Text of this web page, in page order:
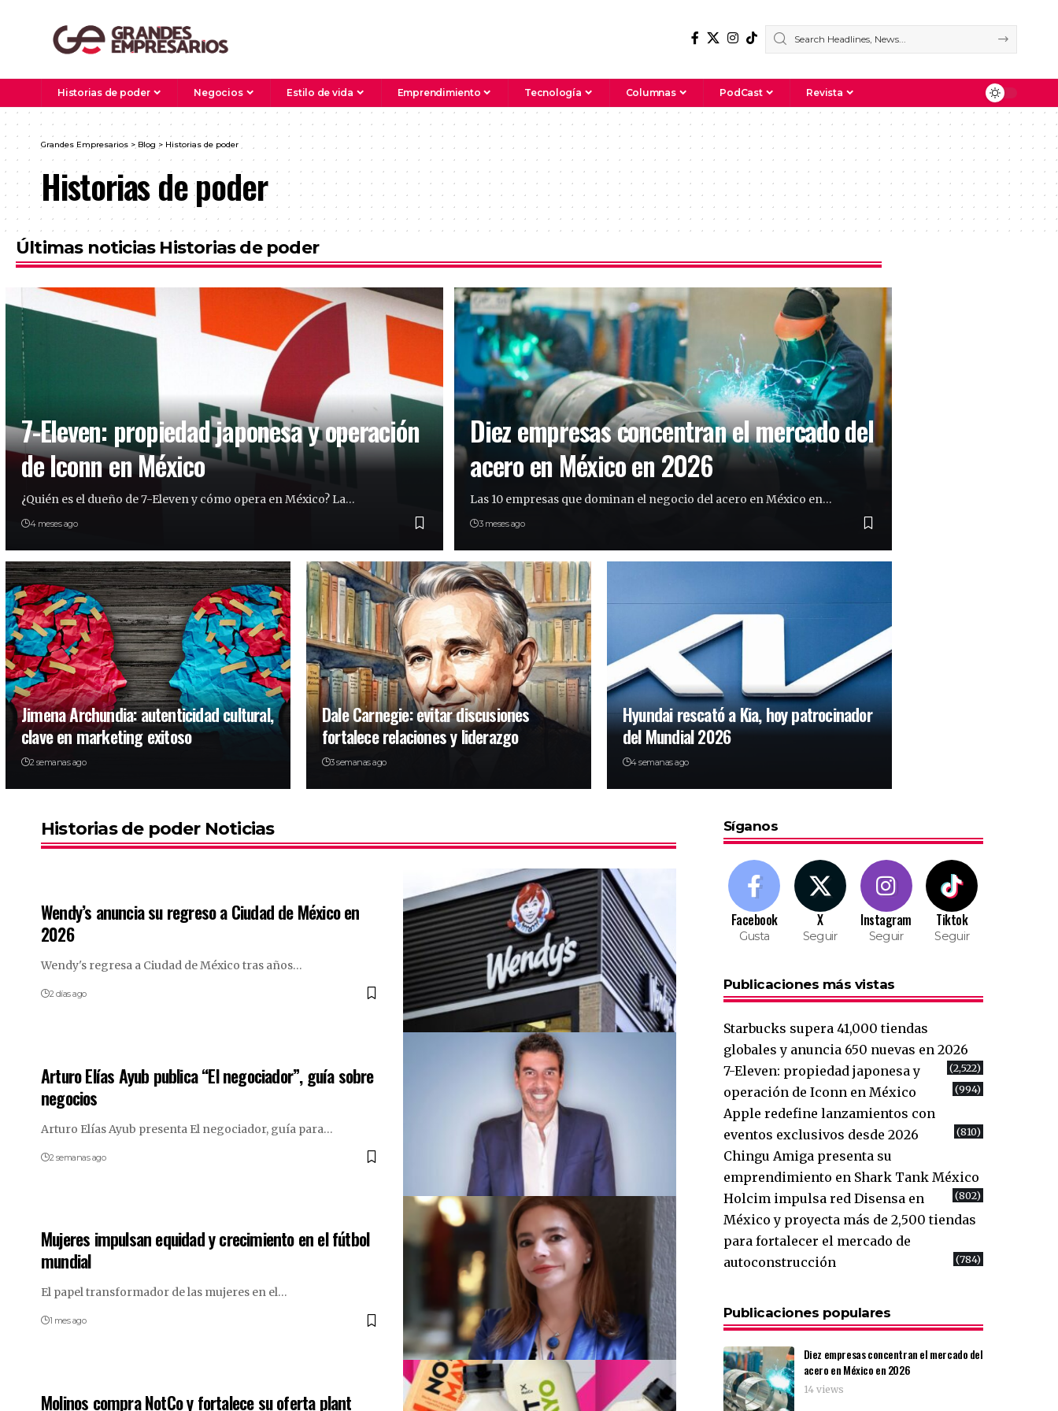
Historias de poder Negocios Estilo de vida Emprendimiento Tecnología Columnas PodCast Revista
Grandes Empresarios > Blog > Historias de poder
Historias de poder
Últimas noticias Historias de poder
7-Eleven: propiedad japonesa y operación
de Iconn en México
¿Quién es el dueño de 7-Eleven y cómo opera en México? La…
4 meses ago
Diez empresas concentran el mercado del
acero en México en 2026
Las 10 empresas que dominan el negocio del acero en México en…
3 meses ago
Jimena Archundia: autenticidad cultural,
clave en marketing exitoso
2 semanas ago
Dale Carnegie: evitar discusiones
fortalece relaciones y liderazgo
3 semanas ago
Hyundai rescató a Kia, hoy patrocinador
del Mundial 2026
4 semanas ago
Historias de poder Noticias
Wendy’s anuncia su regreso a Ciudad de México en
2026
Wendy's regresa a Ciudad de México tras años…
2 días ago
Arturo Elías Ayub publica “El negociador”, guía sobre
negocios
Arturo Elías Ayub presenta El negociador, guía para…
2 semanas ago
Mujeres impulsan equidad y crecimiento en el fútbol
mundial
El papel transformador de las mujeres en el…
1 mes ago
Molinos compra NotCo y fortalece su oferta plant
Síganos
Facebook
Gusta
X
Seguir
Instagram
Seguir
Tiktok
Seguir
Publicaciones más vistas
Starbucks supera 41,000 tiendas
globales y anuncia 650 nuevas en 2026
(2,522)
7-Eleven: propiedad japonesa y
operación de Iconn en México
(994)
Apple redefine lanzamientos con
eventos exclusivos desde 2026
(810)
Chingu Amiga presenta su
emprendimiento en Shark Tank México
(802)
Holcim impulsa red Disensa en
México y proyecta más de 2,500 tiendas
para fortalecer el mercado de
autoconstrucción
(784)
Publicaciones populares
Diez empresas concentran el mercado del
acero en México en 2026
14 views